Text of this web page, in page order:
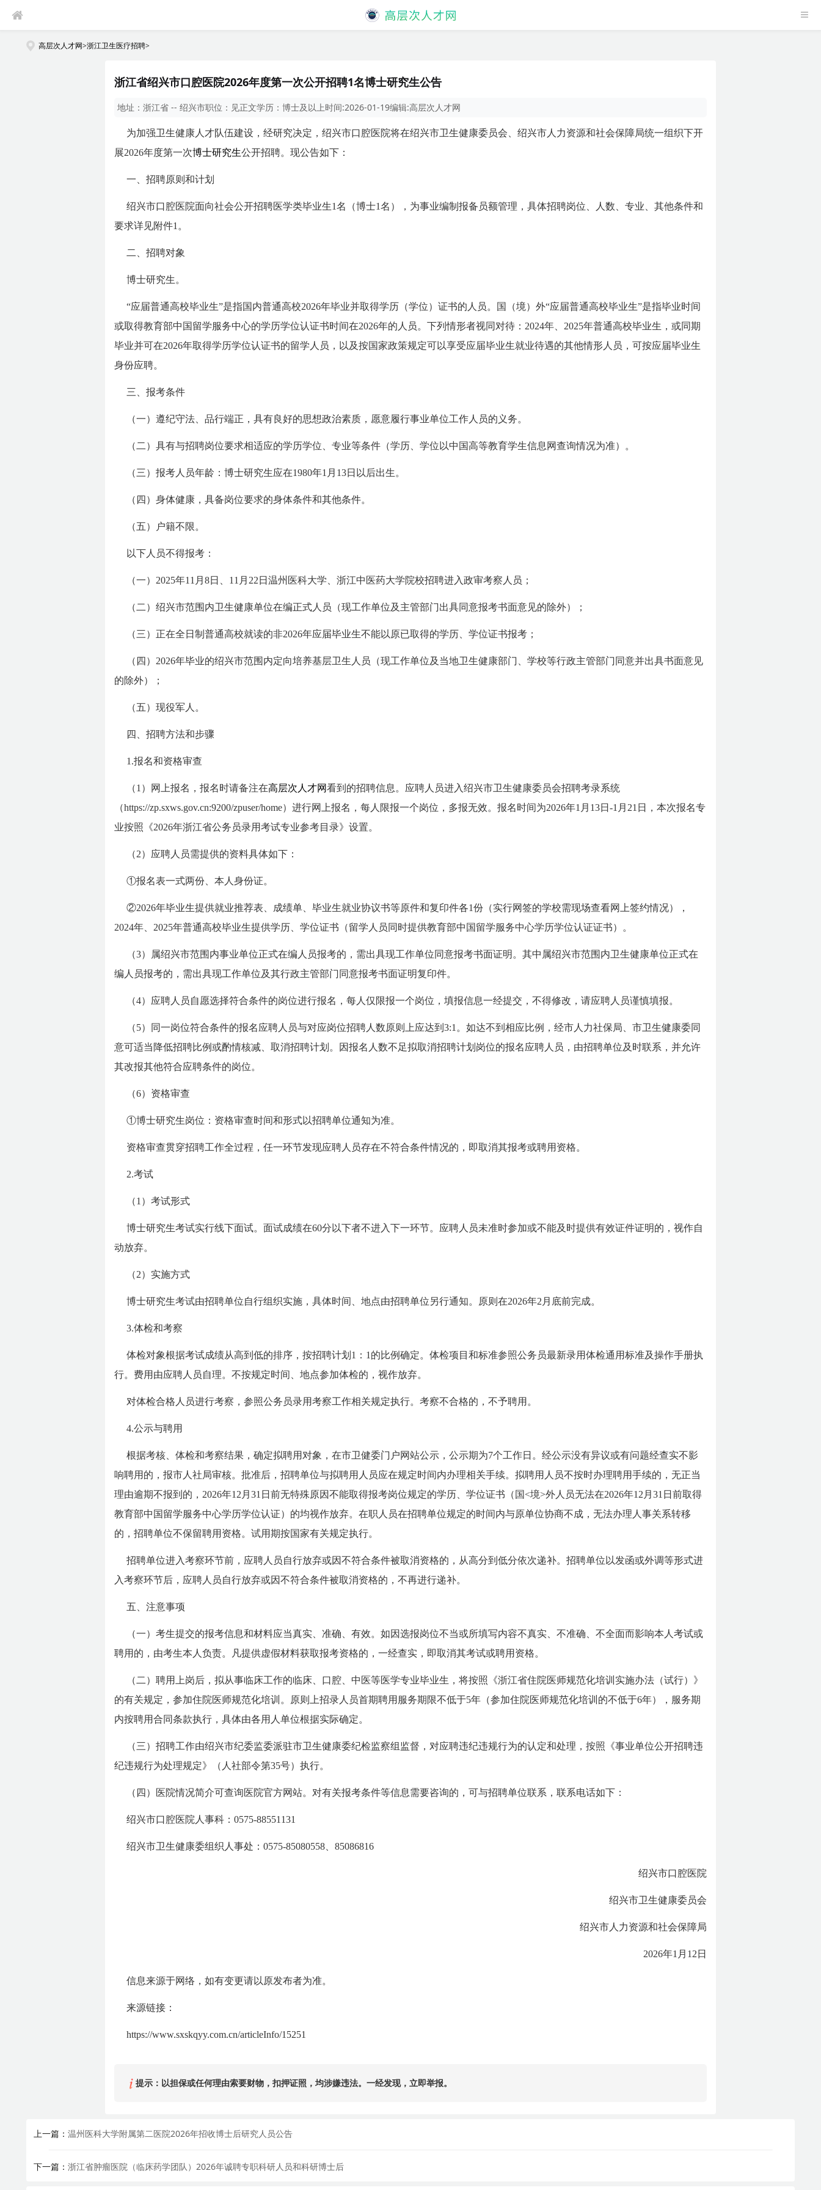
高层次人才网>浙江卫生医疗招聘>
浙江省绍兴市口腔医院2026年度第一次公开招聘1名博士研究生公告
地址： 浙江省 -- 绍兴市职位： 见正文学历： 博士及以上时间:2026-01-19编辑:高层次人才网
为加强卫生健康人才队伍建设，经研究决定，绍兴市口腔医院将在绍兴市卫生健康委员会、绍兴市人力资源和社会保障局统一组织下开
展2026年度第一次博士研究生公开招聘。现公告如下：
一、招聘原则和计划
绍兴市口腔医院面向社会公开招聘医学类毕业生1名（博士1名），为事业编制报备员额管理，具体招聘岗位、人数、专业、其他条件和
要求详见附件1。
二、招聘对象
博士研究生。
“应届普通高校毕业生”是指国内普通高校2026年毕业并取得学历（学位）证书的人员。国（境）外“应届普通高校毕业生”是指毕业时间
或取得教育部中国留学服务中心的学历学位认证书时间在2026年的人员。下列情形者视同对待：2024年、2025年普通高校毕业生，或同期
毕业并可在2026年取得学历学位认证书的留学人员，以及按国家政策规定可以享受应届毕业生就业待遇的其他情形人员，可按应届毕业生
身份应聘。
三、报考条件
（一）遵纪守法、品行端正，具有良好的思想政治素质，愿意履行事业单位工作人员的义务。
（二）具有与招聘岗位要求相适应的学历学位、专业等条件（学历、学位以中国高等教育学生信息网查询情况为准）。
（三）报考人员年龄：博士研究生应在1980年1月13日以后出生。
（四）身体健康，具备岗位要求的身体条件和其他条件。
（五）户籍不限。
以下人员不得报考：
（一）2025年11月8日、11月22日温州医科大学、浙江中医药大学院校招聘进入政审考察人员；
（二）绍兴市范围内卫生健康单位在编正式人员（现工作单位及主管部门出具同意报考书面意见的除外）；
（三）正在全日制普通高校就读的非2026年应届毕业生不能以原已取得的学历、学位证书报考；
（四）2026年毕业的绍兴市范围内定向培养基层卫生人员（现工作单位及当地卫生健康部门、学校等行政主管部门同意并出具书面意见
的除外）；
（五）现役军人。
四、招聘方法和步骤
1.报名和资格审查
（1）网上报名，报名时请备注在高层次人才网看到的招聘信息。应聘人员进入绍兴市卫生健康委员会招聘考录系统
（https://zp.sxws.gov.cn:9200/zpuser/home）进行网上报名，每人限报一个岗位，多报无效。报名时间为2026年1月13日-1月21日，本次报名专
业按照《2026年浙江省公务员录用考试专业参考目录》设置。
（2）应聘人员需提供的资料具体如下：
①报名表一式两份、本人身份证。
②2026年毕业生提供就业推荐表、成绩单、毕业生就业协议书等原件和复印件各1份（实行网签的学校需现场查看网上签约情况），
2024年、2025年普通高校毕业生提供学历、学位证书（留学人员同时提供教育部中国留学服务中心学历学位认证证书）。
（3）属绍兴市范围内事业单位正式在编人员报考的，需出具现工作单位同意报考书面证明。其中属绍兴市范围内卫生健康单位正式在
编人员报考的，需出具现工作单位及其行政主管部门同意报考书面证明复印件。
（4）应聘人员自愿选择符合条件的岗位进行报名，每人仅限报一个岗位，填报信息一经提交，不得修改，请应聘人员谨慎填报。
（5）同一岗位符合条件的报名应聘人员与对应岗位招聘人数原则上应达到3:1。如达不到相应比例，经市人力社保局、市卫生健康委同
意可适当降低招聘比例或酌情核减、取消招聘计划。因报名人数不足拟取消招聘计划岗位的报名应聘人员，由招聘单位及时联系，并允许
其改报其他符合应聘条件的岗位。
（6）资格审查
①博士研究生岗位：资格审查时间和形式以招聘单位通知为准。
资格审查贯穿招聘工作全过程，任一环节发现应聘人员存在不符合条件情况的，即取消其报考或聘用资格。
2.考试
（1）考试形式
博士研究生考试实行线下面试。面试成绩在60分以下者不进入下一环节。应聘人员未准时参加或不能及时提供有效证件证明的，视作自
动放弃。
（2）实施方式
博士研究生考试由招聘单位自行组织实施，具体时间、地点由招聘单位另行通知。原则在2026年2月底前完成。
3.体检和考察
体检对象根据考试成绩从高到低的排序，按招聘计划1：1的比例确定。体检项目和标准参照公务员最新录用体检通用标准及操作手册执
行。费用由应聘人员自理。不按规定时间、地点参加体检的，视作放弃。
对体检合格人员进行考察，参照公务员录用考察工作相关规定执行。考察不合格的，不予聘用。
4.公示与聘用
根据考核、体检和考察结果，确定拟聘用对象，在市卫健委门户网站公示，公示期为7个工作日。经公示没有异议或有问题经查实不影
响聘用的，报市人社局审核。批准后，招聘单位与拟聘用人员应在规定时间内办理相关手续。拟聘用人员不按时办理聘用手续的，无正当
理由逾期不报到的，2026年12月31日前无特殊原因不能取得报考岗位规定的学历、学位证书（国<境>外人员无法在2026年12月31日前取得
教育部中国留学服务中心学历学位认证）的均视作放弃。在职人员在招聘单位规定的时间内与原单位协商不成，无法办理人事关系转移
的，招聘单位不保留聘用资格。试用期按国家有关规定执行。
招聘单位进入考察环节前，应聘人员自行放弃或因不符合条件被取消资格的，从高分到低分依次递补。招聘单位以发函或外调等形式进
入考察环节后，应聘人员自行放弃或因不符合条件被取消资格的，不再进行递补。
五、注意事项
（一）考生提交的报考信息和材料应当真实、准确、有效。如因选报岗位不当或所填写内容不真实、不准确、不全面而影响本人考试或
聘用的，由考生本人负责。凡提供虚假材料获取报考资格的，一经查实，即取消其考试或聘用资格。
（二）聘用上岗后，拟从事临床工作的临床、口腔、中医等医学专业毕业生，将按照《浙江省住院医师规范化培训实施办法（试行）》
的有关规定，参加住院医师规范化培训。原则上招录人员首期聘用服务期限不低于5年（参加住院医师规范化培训的不低于6年），服务期
内按聘用合同条款执行，具体由各用人单位根据实际确定。
（三）招聘工作由绍兴市纪委监委派驻市卫生健康委纪检监察组监督，对应聘违纪违规行为的认定和处理，按照《事业单位公开招聘违
纪违规行为处理规定》（人社部令第35号）执行。
（四）医院情况简介可查询医院官方网站。对有关报考条件等信息需要咨询的，可与招聘单位联系，联系电话如下：
绍兴市口腔医院人事科：0575-88551131
绍兴市卫生健康委组织人事处：0575-85080558、85086816
绍兴市口腔医院
绍兴市卫生健康委员会
绍兴市人力资源和社会保障局
2026年1月12日
信息来源于网络，如有变更请以原发布者为准。
来源链接：
https://www.sxskqyy.com.cn/articleInfo/15251
提示：以担保或任何理由索要财物，扣押证照，均涉嫌违法。一经发现，立即举报。
上一篇：温州医科大学附属第二医院2026年招收博士后研究人员公告
下一篇：浙江省肿瘤医院（临床药学团队）2026年诚聘专职科研人员和科研博士后